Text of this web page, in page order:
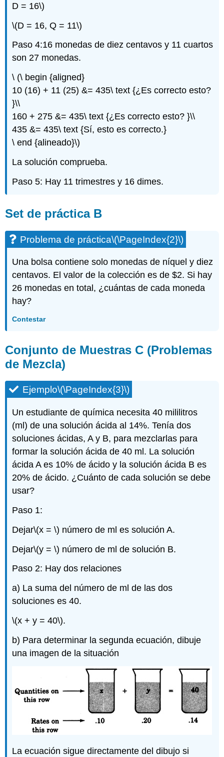
D = 16\)
\(D = 16, Q = 11\)
Paso 4:16 monedas de diez centavos y 11 cuartos
son 27 monedas.
\ (\ begin {aligned}
10 (16) + 11 (25) &= 435\ text {¿Es correcto esto?
}\\
160 + 275 &= 435\ text {¿Es correcto esto? }\\
435 &= 435\ text {Sí, esto es correcto.}
\ end {alineado}\)
La solución comprueba.
Paso 5: Hay 11 trimestres y 16 dimes.
Set de práctica B
Problema de práctica\(\PageIndex{2}\)
Una bolsa contiene solo monedas de níquel y diez
centavos. El valor de la colección es de $2. Si hay
26 monedas en total, ¿cuántas de cada moneda
hay?
Contestar
Conjunto de Muestras C (Problemas
de Mezcla)
Ejemplo\(\PageIndex{3}\)
Un estudiante de química necesita 40 mililitros
(ml) de una solución ácida al 14%. Tenía dos
soluciones ácidas, A y B, para mezclarlas para
formar la solución ácida de 40 ml. La solución
ácida A es 10% de ácido y la solución ácida B es
20% de ácido. ¿Cuánto de cada solución se debe
usar?
Paso 1:
Dejar\(x = \) número de ml es solución A.
Dejar\(y = \) número de ml de solución B.
Paso 2: Hay dos relaciones
a) La suma del número de ml de las dos
soluciones es 40.
\(x + y = 40\).
b) Para determinar la segunda ecuación, dibuje
una imagen de la situación
La ecuación sigue directamente del dibujo si